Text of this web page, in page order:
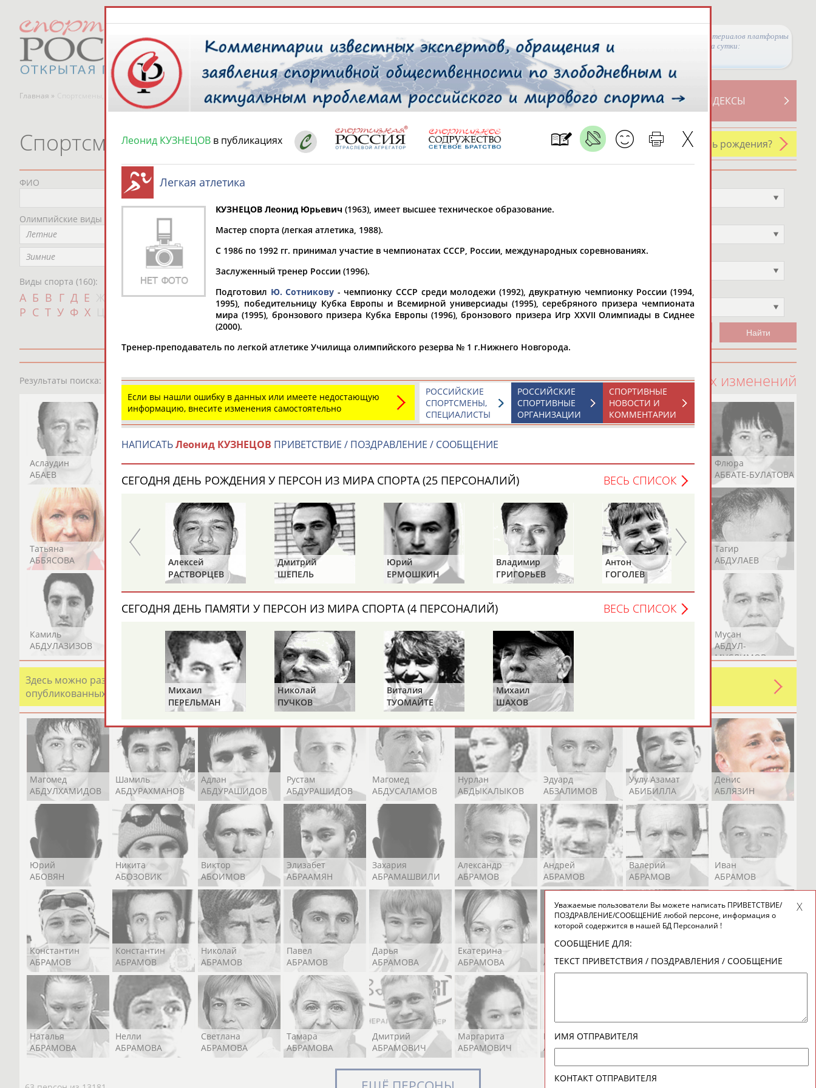
Просмотры материалов платформы
за сутки:
Главная » Спортсмены, тренеры и специалисты СВОДНЫЕ ИНДЕКСЫ
ТАБЛО АКТИВНОСТИ
РЕСУРСНАЯ ПЛОЩАДКА
У кого сегодня день рождения?
Спортсмены, тренеры и специалисты
ФИО
Олимпийские виды спорта
Летние
Зимние
Виды спорта (160):
А Б В Г Д Е И К Л М Н О
П
Р С Т У Ф Х
* для действующих спортсменов
Не выбран
Регион проживания
Не выбран
Дата рождения
с
чч мм год по чч мм год
Учёное звание
Чемпион
Не выбран
Результаты поиска: 13181персон 100 последних изменений
Аслаудин
АБАЕВ
Елена
АБАИМОВА
Мария
АБАКУМОВА
Юлия
АБАЛАКИНА
Дмитрий
АБАРЕНОВ
Тамилла
АБАСОВА
Рамазан
Ростом
АБАШИДЗЕ
Флюра
АББАТЕ-БУЛАТОВА
Татьяна
АББЯСОВА
Акжана
АБДИКАРИМОВА
Артур
АБДРАХМАНОВ
Каримжан
АБДРАХМАНОВ
Аделя
АБДРАХМАНОВА
АБДУВАЛИЕВ
Герман
АБДУЛАЕВ
Рамазан
АБДУЛАЕВ
Тагир
АБДУЛАЕВ
Камиль
АБДУЛАЗИЗОВ
АБДУЛБЕКОВ
Камалудин
АБДУЛДАУДОВ
Абдула
АБДУЛЖАЛИЛОВ
Магомед
АБДУЛКАГИРОВ
Назир
АБДУЛЛАЕВ
Аслан
АБДУЛЛИН
Мусан
АБДУЛ-
МУСЛИМОВ
Здесь можно разместить информацию о хорошо известном спортсмене, тренере, специалисте или исправить какую-либо ошибку в уже
опубликованных записях. Страна должна знать своих героев! Герои спорта - это одни из главных патриотов своей страны!
Магомед
АБДУЛХАМИДОВ
Шамиль
АБДУРАХМАНОВ
Адлан
АБДУРАШИДОВ
Рустам
АБДУРАШИДОВ
Магомед
АБДУСАЛАМОВ
Нурлан
АБДЫКАЛЫКОВ
Эдуард
АБЗАЛИМОВ
Уулу Азамат
АБИБИЛЛА
Денис
АБЛЯЗИН
Юрий
АБОВЯН
Никита
АБОЗОВИК
Виктор
АБОИМОВ
Элизабет
АБРААМЯН
Захария
АБРАМАШВИЛИ
Александр
АБРАМОВ
Андрей
АБРАМОВ
Валерий
АБРАМОВ
Иван
АБРАМОВ
Константин
АБРАМОВ
Константин
АБРАМОВ
Николай
АБРАМОВ
Павел
АБРАМОВ
Дарья
АБРАМОВА
Екатерина
АБРАМОВА
Екатерина
АБРАМОВА
Ирина
АБРАМОВА
АБРАМОВА
Наталья
АБРАМОВА
Нелли
АБРАМОВА
Светлана
АБРАМОВА
Тамара
АБРАМОВА
Дмитрий
АБРАМОВИЧ
Маргарита
АБРАМОВИЧ
Иракли
АБРАМЯН
Осеп
АБРАМЯН
АБРАРОВ
Леонид КУЗНЕЦОВ в публикациях
Легкая атлетика
КУЗНЕЦОВ Леонид Юрьевич (1963), имеет высшее техническое образование.
Мастер спорта (легкая атлетика, 1988).
С 1986 по 1992 гг. принимал участие в чемпионатах СССР, России, международных соревнованиях.
Заслуженный тренер России (1996).
Подготовил Ю. Сотникову - чемпионку СССР среди молодежи (1992), двукратную чемпионку России (1994,
1995), победительницу Кубка Европы и Всемирной универсиады (1995), серебряного призера чемпионата
мира (1995), бронзового призера Кубка Европы (1996), бронзового призера Игр XXVII Олимпиады в Сиднее
(2000).
Тренер-преподаватель по легкой атлетике Училища олимпийского резерва № 1 г.Нижнего Новгорода.
Если вы нашли ошибку в данных или имеете недостающую
информацию, внесите изменения самостоятельно
СПОРТИВНЫЕ
НОВОСТИ И
КОММЕНТАРИИ
РОССИЙСКИЕ
СПОРТИВНЫЕ
ОРГАНИЗАЦИИ
РОССИЙСКИЕ
СПОРТСМЕНЫ,
СПЕЦИАЛИСТЫ
НАПИСАТЬЛеонид КУЗНЕЦОВ ПРИВЕТСТВИЕ / ПОЗДРАВЛЕНИЕ / СООБЩЕНИЕ
СЕГОДНЯ ДЕНЬ РОЖДЕНИЯ У ПЕРСОН ИЗ МИРА СПОРТА (25 ПЕРСОНАЛИЙ) ВЕСЬ СПИСОК
Павел
МЕЛЬНИКОВ
Алексей
РАСТВОРЦЕВ
Дмитрий
ШЕПЕЛЬ
Юрий
ЕРМОШКИН
Владимир
ГРИГОРЬЕВ
Антон
ГОГОЛЕВ
Анна
КОЗЛОВСКАЯ
СЕГОДНЯ ДЕНЬ ПАМЯТИ У ПЕРСОН ИЗ МИРА СПОРТА (4 ПЕРСОНАЛИЙ) ВЕСЬ СПИСОК
Михаил
ПЕРЕЛЬМАН
(ПЕРЛЬМАН)
Николай
ПУЧКОВ
Виталия
ТУОМАЙТЕ
Михаил
ШАХОВ
Уважаемые пользователи Вы можете написать ПРИВЕТСТВИЕ/
ПОЗДРАВЛЕНИЕ/СООБЩЕНИЕ любой персоне, информация о
которой содержится в нашей БД Персоналий !
СООБЩЕНИЕ ДЛЯ:
ТЕКСТ ПРИВЕТСТВИЯ / ПОЗДРАВЛЕНИЯ / СООБЩЕНИЕ
ИМЯ ОТПРАВИТЕЛЯ
КОНТАКТ ОТПРАВИТЕЛЯ